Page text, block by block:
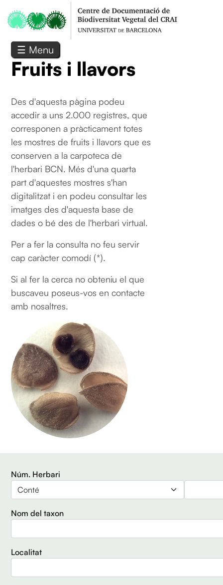
☰ Menu
Fruits i llavors
Des d'aquesta pàgina podeu
accedir a uns 2.000 registres, que
corresponen a pràcticament totes
les mostres de fruits i llavors que es
conserven a la carpoteca de
l'herbari BCN. Més d'una quarta
part d'aquestes mostres s'han
digitalitzat i en podeu consultar les
imatges des d'aquesta base de
dades o bé des de l'herbari virtual.
Per a fer la consulta no feu servir
cap caràcter comodí (*).
Si al fer la cerca no obteniu el que
buscaveu poseus-vos en contacte
amb nosaltres.
Núm. Herbari
Operador
Nom del taxon
Localitat